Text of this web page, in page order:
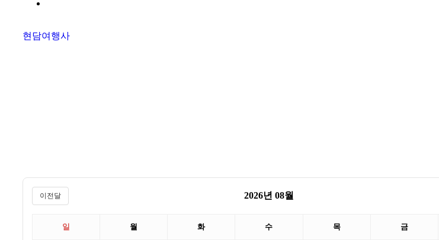
현담여행사
이전달 2026년 08월
일 월 화 수 목 금